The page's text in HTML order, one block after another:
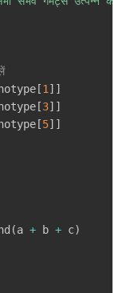
[1 ] ]
[3] ]
[5] ]
(a + b + c)